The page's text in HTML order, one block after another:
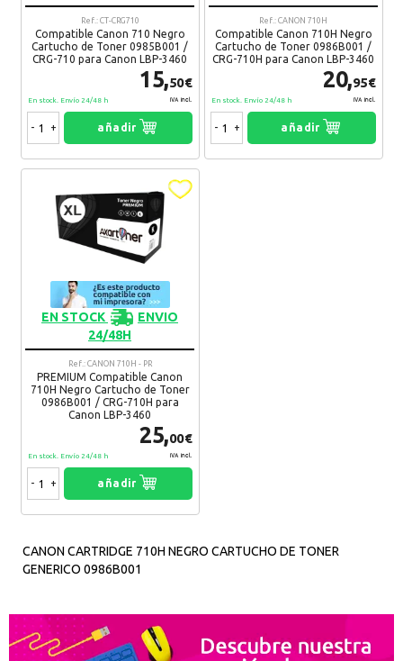
Ref.: CT-CRG710
Compatible Canon 710 Negro
Cartucho de Toner 0985B001 /
CRG-710 para Canon LBP-3460
15,50€
IVA Incl.
En stock. Envío 24/48 h
- + añadir
Ref.: CANON 710H
Compatible Canon 710H Negro
Cartucho de Toner 0986B001 /
CRG-710H para Canon LBP-3460
20,95€
IVA Incl.
En stock. Envío 24/48 h
- + añadir
EN STOCK
ENVIO
24/48H
Ref.: CANON 710H - PR
PREMIUM Compatible Canon
710H Negro Cartucho de Toner
0986B001 / CRG-710H para
Canon LBP-3460
25,00€
IVA Incl.
En stock. Envío 24/48 h
- + añadir
CANON CARTRIDGE 710H NEGRO CARTUCHO DE TONER
GENERICO 0986B001